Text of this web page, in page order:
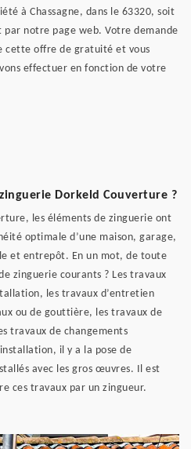
à Chassagne, dans le 63320, soit
par notre page web. Votre demande
cette offre de gratuité et vous
effectuer en fonction de votre
Dorkeld Couverture ?
les éléments de zinguerie ont
optimale d’une maison, garage,
et entrepôt. En un mot, de toute
zinguerie courants ? Les travaux
les travaux d’entretien
ou de gouttière, les travaux de
travaux de changements
il y a la pose de
avec les gros œuvres. Il est
ces travaux par un zingueur.